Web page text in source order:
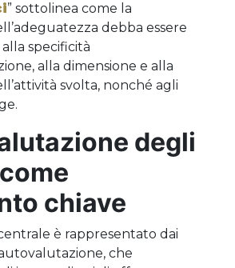
” sottolinea come la
debba essere
specificità
alla dimensione e alla
svolta, nonché agli
degli
chiave
è rappresentato dai
che